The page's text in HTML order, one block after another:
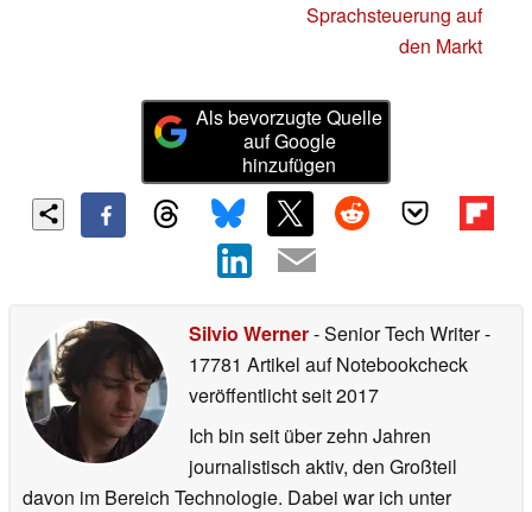
Sprachsteuerung auf
den Markt
Als bevorzugte Quelle
auf Google
hinzufügen
Silvio Werner- Senior Tech Writer-
17781 Artikel auf Notebookcheck
veröffentlichtseit 2017
Ich bin seit über zehn Jahren
journalistisch aktiv, den Großteil
davon im Bereich Technologie. Dabei war ich unter